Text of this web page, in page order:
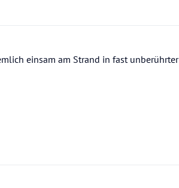
einsam am Strand in fast unberührter